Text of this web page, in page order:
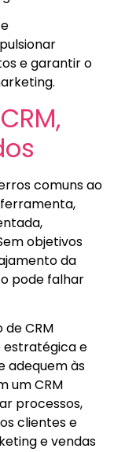
e garantir o
comuns ao
ferramenta,
objetivos
da
pode falhar
CRM
estratégica e
adequem às
um CRM
processos,
clientes e
e vendas